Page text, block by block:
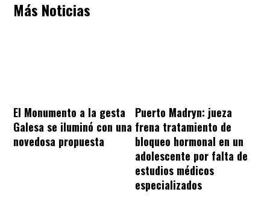
Más Noticias
El Monumento a la gesta
Galesa se iluminó con una
novedosa propuesta
Puerto Madryn: jueza
frena tratamiento de
bloqueo hormonal en un
adolescente por falta de
estudios médicos
especializados